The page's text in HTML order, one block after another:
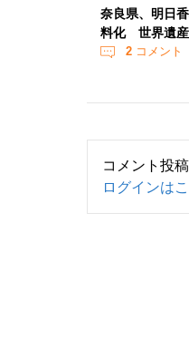
奈良県、明日
料化 世界遺産
2 コメント
コメント投
ログインは